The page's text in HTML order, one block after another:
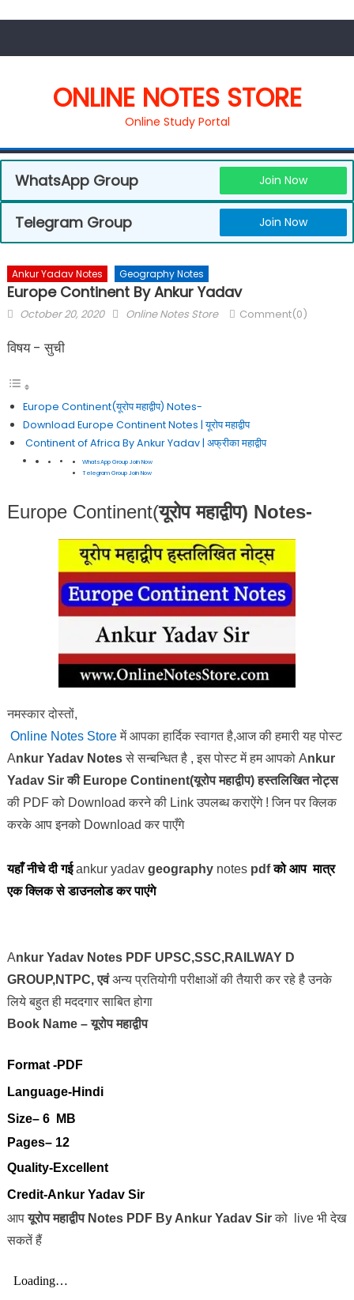
ONLINE NOTES STORE
Online Study Portal
WhatsApp Group Join Now
Telegram Group Join Now
Ankur Yadav Notes Geography Notes
Europe Continent By Ankur Yadav
October 20, 2020 Online Notes Store Comment(0)
विषय - सुची
Europe Continent(यूरोप महाद्वीप) Notes-
Download Europe Continent Notes | यूरोप महाद्वीप
Continent of Africa By Ankur Yadav | अफ्रीका महाद्वीप
WhatsApp Group Join Now
Telegram Group Join Now
Europe Continent(यूरोप महाद्वीप) Notes-
नमस्कार दोस्तों,
Online Notes Store में आपका हार्दिक स्वागत है,आज की हमारी यह पोस्ट
Ankur Yadav Notesसे सन्बन्धित है , इस पोस्ट में हम आपको Ankur
Yadav Sir की Europe Continent(यूरोप महाद्वीप)हस्तलिखित नोट्स
की PDFको Downloadकरने की Linkउपलब्ध कराऐंगे ! जिन पर क्लिक
करके आप इनको Downloadकर पाएँगे
यहाँ नीचे दी गईankur yadav geographynotes pdf को आप मात्र
एक क्लिक से डाउनलोड कर पाएंगे
Ankur Yadav Notes PDF UPSC,SSC,RAILWAY D
GROUP,NTPC, एवंअन्य प्रतियोगी परीक्षाओंकी तैयारी कर रहे है उनके
लिये बहुत ही मददगार साबित होगा
Book Name –यूरोप महाद्वीप
Format -PDF
Language-Hindi
Size– 6 MB
Pages– 12
Quality-Excellent
Credit-Ankur Yadav Sir
आप यूरोप महाद्वीपNotes PDF By Ankur Yadav Sirको live भी देख
सकतें हैं